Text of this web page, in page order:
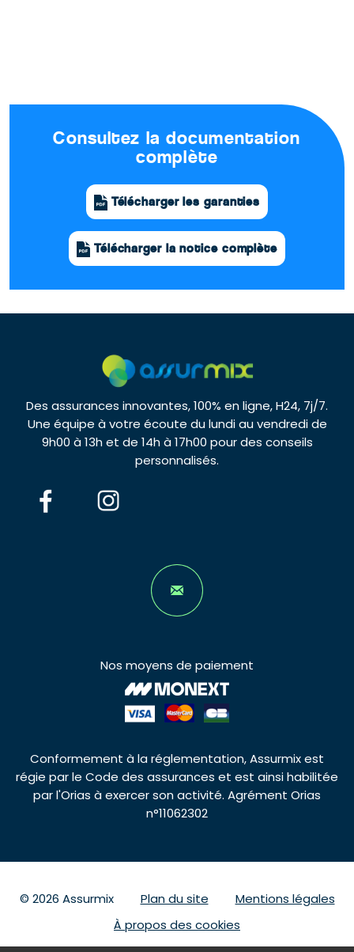
Consultez la documentation
complète
Télécharger les garanties
Télécharger la notice complète
Des assurances innovantes, 100% en ligne, H24, 7j/7.
Une équipe à votre écoute du lundi au vendredi de
9h00 à 13h et de 14h à 17h00 pour des conseils
personnalisés.
Nos moyens de paiement
Conformement à la réglementation, Assurmix est
régie par le Code des assurances et est ainsi habilitée
par l'Orias à exercer son activité. Agrément Orias
n°11062302
© 2026 Assurmix Plan du site
Mentions légales
À propos des cookies